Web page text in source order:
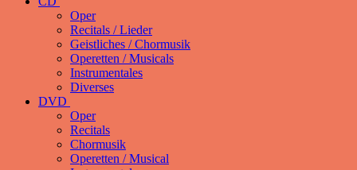
Oper
Recitals / Lieder
Geistliches / Chormusik
Operetten / Musicals
Instrumentales
Diverses
DVD
Oper
Recitals
Chormusik
Operetten / Musical